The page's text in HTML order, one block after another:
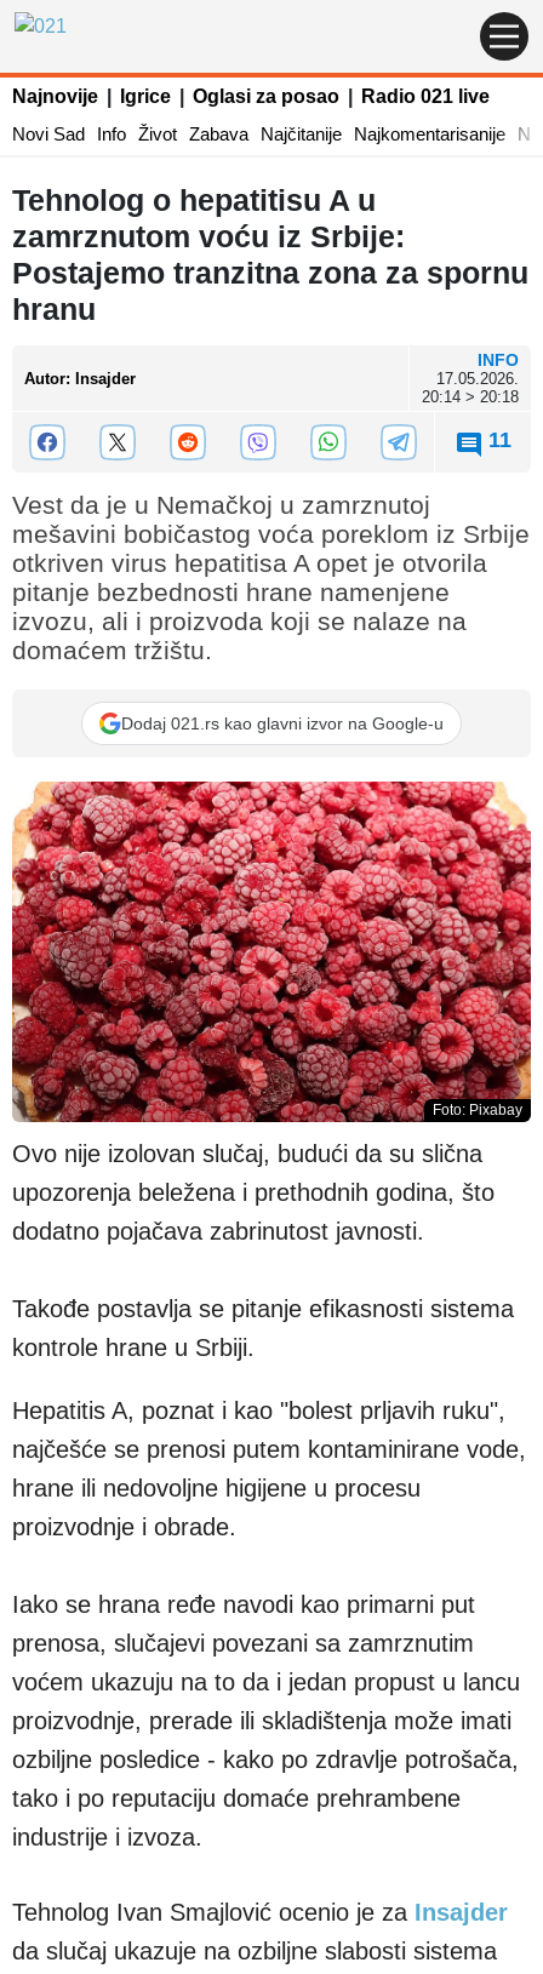
Najnovije Igrice Oglasi za posao
Radio 021 live
Novi Sad
Info Život Zabava Najčitanije Najkomentarisanije
Tehnolog o hepatitisu A u
zamrznutom voću iz Srbije:
Postajemo tranzitna zona za spornu
hranu
Autor: Insajder
INFO
17.05.2026.
20:14 > 20:18
11
Vest da je u Nemačkoj u zamrznutoj
mešavini bobičastog voća poreklom iz Srbije
otkriven virus hepatitisa A opet je otvorila
pitanje bezbednosti hrane namenjene
izvozu, ali i proizvoda koji se nalaze na
domaćem tržištu.
Dodaj 021.rs kao glavni izvor na Google-u
Foto: Pixabay
Ovo nije izolovan slučaj, budući da su slična
upozorenja beležena i prethodnih godina, što
dodatno pojačava zabrinutost javnosti.
Takođe postavlja se pitanje efikasnosti sistema
kontrole hrane u Srbiji.
Hepatitis A, poznat i kao "bolest prljavih ruku",
najčešće se prenosi putem kontaminirane vode,
hrane ili nedovoljne higijene u procesu
proizvodnje i obrade.
Iako se hrana ređe navodi kao primarni put
prenosa, slučajevi povezani sa zamrznutim
voćem ukazuju na to da i jedan propust u lancu
proizvodnje, prerade ili skladištenja može imati
ozbiljne posledice - kako po zdravlje potrošača,
tako i po reputaciju domaće prehrambene
industrije i izvoza.
Tehnolog Ivan Smajlović ocenio je za Insajder
da slučaj ukazuje na ozbiljne slabosti sistema